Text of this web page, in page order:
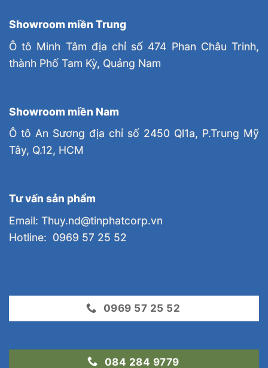
Showroom miền Trung
Ô tô Minh Tâm địa chỉ số 474 Phan Châu Trinh,
thành Phố Tam Kỳ, Quảng Nam
Showroom miền Nam
Ô tô An Sương địa chỉ số 2450 Ql1a, P.Trung Mỹ
Tây, Q.12, HCM
Tư vấn sản phẩm
Email: Thuy.nd@tinphatcorp.vn
Hotline: 0969 57 25 52
0969 57 25 52
084 284 9779